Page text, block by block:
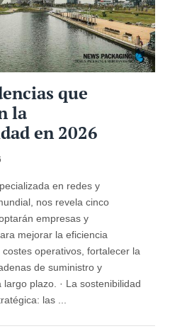
que
la
en 2026
en redes y
nos revela cinco
empresas y
mejorar la eficiencia
operativos, fortalecer la
de suministro y
plazo. · La sostenibilidad
las ...